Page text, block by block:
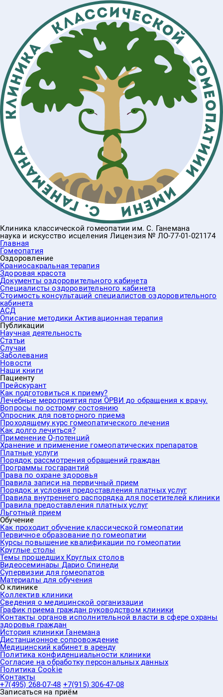
Клиника классической гомеопатии им. С. Ганемана
наука и искусство исцеления Лицензия № ЛО-77-01-021174
Главная
Гомеопатия
Оздоровление
Краниосакральная терапия
Здоровая красота
Документы оздоровительного кабинета
Специалисты оздоровительного кабинета
Стоимость консультаций специалистов оздоровительного
кабинета
АСД
Описание методики Активационная терапия
Публикации
Научная деятельность
Статьи
Случаи
Заболевания
Новости
Наши книги
Пациенту
Прейскурант
Как подготовиться к приему?
Лечебные мероприятия при ОРВИ до обращения к врачу.
Вопросы по острому состоянию
Опросник для повторного приема
Проходящему курс гомеопатического лечения
Как долго лечиться?
Применение Q-потенций
Хранение и применение гомеопатических препаратов
Платные услуги
Порядок рассмотрения обращений граждан
Программы госгарантий
Права по охране здоровья
Правила записи на первичный прием
Порядок и условия предоставления платных услуг
Правила внутреннего распорядка для посетителей клиники
Правила предоставления платных услуг
Льготный прием
Обучение
Как проходит обучение классической гомеопатии
Первичное образование по гомеопатии
Курсы повышение квалификации по гомеопатии
Круглые столы
Темы прошедших Круглых столов
Видеосеминары Дарио Спинеди
Супервизии для гомеопатов
Материалы для обучения
О клинике
Коллектив клиники
Сведения о медицинской организации
График приема граждан руководством клиники
Контакты органов исполнительной власти в сфере охраны
здоровья граждан
История клиники Ганемана
Дистанционное сопровождение
Медицинский кабинет в аренду
Политика конфиденциальности клиники
Согласие на обработку персональных данных
Политика Cookie
Контакты
+7(495) 268-07-48 +7(915) 306-47-08
Записаться на приём